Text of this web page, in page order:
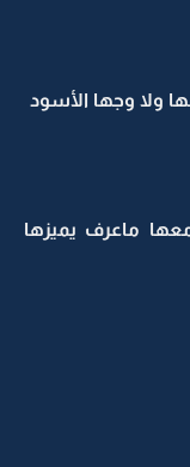
ولا وجها الأسود
ماعرف يميزها